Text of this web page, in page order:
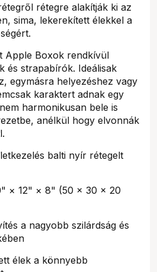
rétegre alakítják ki az
sima, lekerekített élekkel a
Apple Boxok rendkívül
és strapabírók. Ideálisak
egymásra helyezéshez vagy
karaktert adnak egy
harmonikusan bele is
anélkül hogy elvonnák
balti nyír rétegelt
× 12" × 8" (50 × 30 × 20
a nagyobb szilárdság és
élek a könnyebb